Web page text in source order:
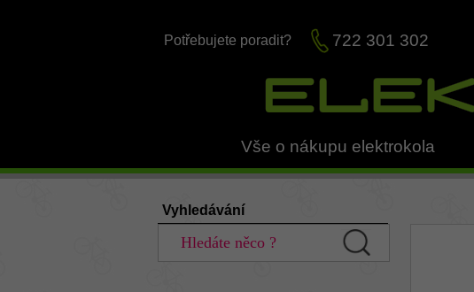
Potřebujete poradit? 722 301 302
Vše o nákupu elektrokola
Vyhledávání